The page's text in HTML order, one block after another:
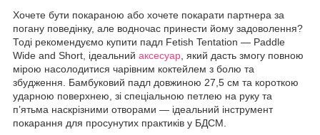
Хочете бути покараною або хочете покарати партнера за
погану поведінку, але водночас принести йому задоволення?
Тоді рекомендуємо купити падл Fetish Tentation — Paddle
Wide and Short, ідеальний аксесуар , який дасть змогу повною
мірою насолодитися чарівним коктейлем з болю та
збудження. Бамбуковий падл довжиною 27,5 см та короткою
ударною поверхнею, зі спеціальною петлею на руку та
п’ятьма наскрізними отворами — ідеальний інструмент
покарання для просунутих практиків у БДСМ.